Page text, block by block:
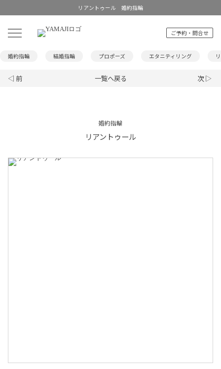
リアントゥール 婚約指輪
ご予約・問合せ
婚約指輪 結婚指輪 プロポーズ エタニティリング
◁ 前 一覧へ戻る 次 ▷
婚約指輪
リアントゥール